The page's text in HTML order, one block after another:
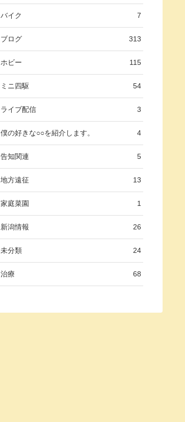
バイク 7
ブログ 313
ホビー 115
ミニ四駆 54
ライブ配信 3
僕の好きな○○を紹介します。 4
告知関連 5
地方遠征 13
家庭菜園 1
新潟情報 26
未分類 24
治療 68